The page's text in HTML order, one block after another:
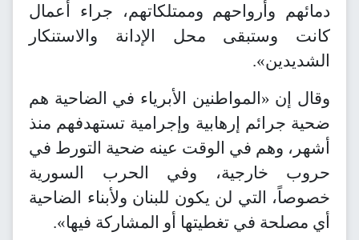
دمائهم وأرواحهم وممتلكاتهم، جراء أعمال
كانت وستبقى محل الإدانة والاستنكار
الشديدين».
وقال إن «المواطنين الأبرياء في الضاحية هم
ضحية جرائم إرهابية وإجرامية تستهدفهم منذ
أشهر، وهم في الوقت عينه ضحية التورط في
حروب خارجية، وفي الحرب السورية
خصوصاً، التي لن يكون للبنان ولأبناء الضاحية
أي مصلحة في تغطيتها أو المشاركة فيها».